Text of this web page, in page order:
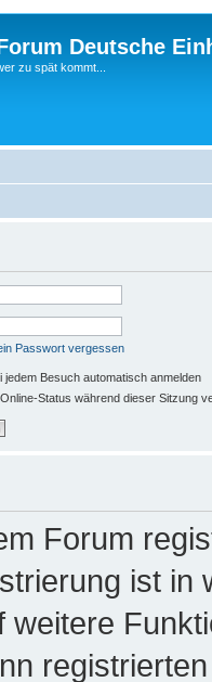
Deutsche
zu spät kommt...
Passwort vergessen
jedem Besuch automatisch anmelden
Status während dieser Sitzung
Forum
ist in
weitere